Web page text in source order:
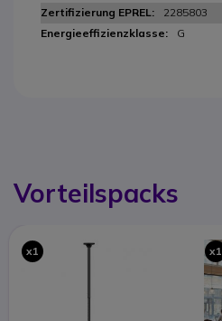
2285803
G
Vorteilspacks
x1 x1